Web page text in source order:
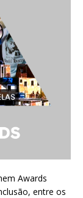
Awards
entre os